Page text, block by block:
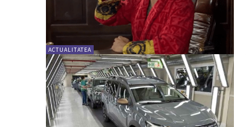
ACTUALITATEA